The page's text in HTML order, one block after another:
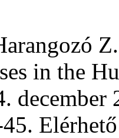
in the
december